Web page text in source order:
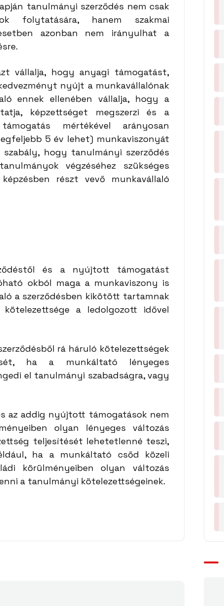
tanulmányi szerződés nem csak
folytatására, hanem szakmai
azonban nem irányulhat a
vállalja, hogy anyagi támogatást,
nyújt a munkavállalónak
ennek ellenében vállalja, hogy a
képzettséget megszerzi és a
mértékével arányosan
5 év lehet) munkaviszonyát
hogy tanulmányi szerződés
végzéséhez szükséges
részt vevő munkavállaló
és a nyújtott támogatást
okból maga a munkaviszony is
a szerződésben kikötött tartamnak
a ledolgozott idővel
rá háruló kötelezettségek
ha a munkáltató lényeges
el tanulmányi szabadságra, vagy
az addig nyújtott támogatások nem
olyan lényeges változás
teljesítését lehetetlenné teszi,
ha a munkáltató csőd közeli
körülményeiben olyan változás
a tanulmányi kötelezettségeinek.